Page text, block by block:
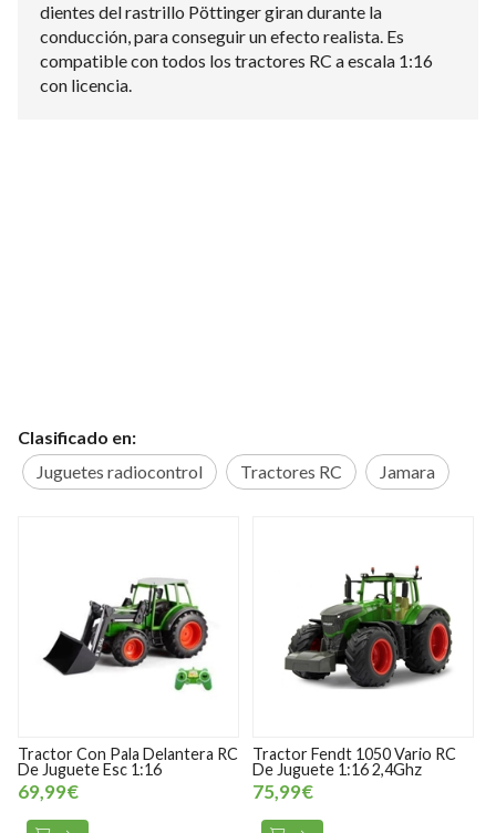
dientes del rastrillo Pöttinger giran durante la
conducción, para conseguir un efecto realista. Es
compatible con todos los tractores RC a escala 1:16
con licencia.
Clasificado en:
Juguetes radiocontrol
Tractores RC Jamara
RC
Tractor Fendt 1050 Vario RC
De Juguete 1:16 2,4Ghz
75,99€
Tractor Radiocontrol Fendt
1050 Vario Municipal 2.4
De Juguete JAMARA